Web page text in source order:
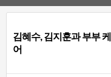
김혜수, 김지훈과 부부
어